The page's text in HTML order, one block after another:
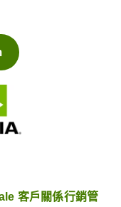
客戶關係行銷管